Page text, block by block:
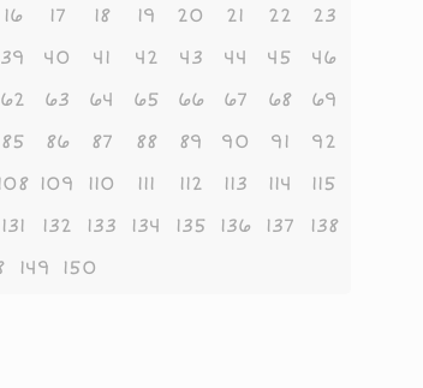
16 17 18 19 20 21 22
23
39 40 41 42 43 44 45
46
62 63 64 65 66 67 68
69
85 86 87 88 89 90 91
92
108 109 110 111 112 113 114
115
131 132 133 134 135 136 137
138
149 150